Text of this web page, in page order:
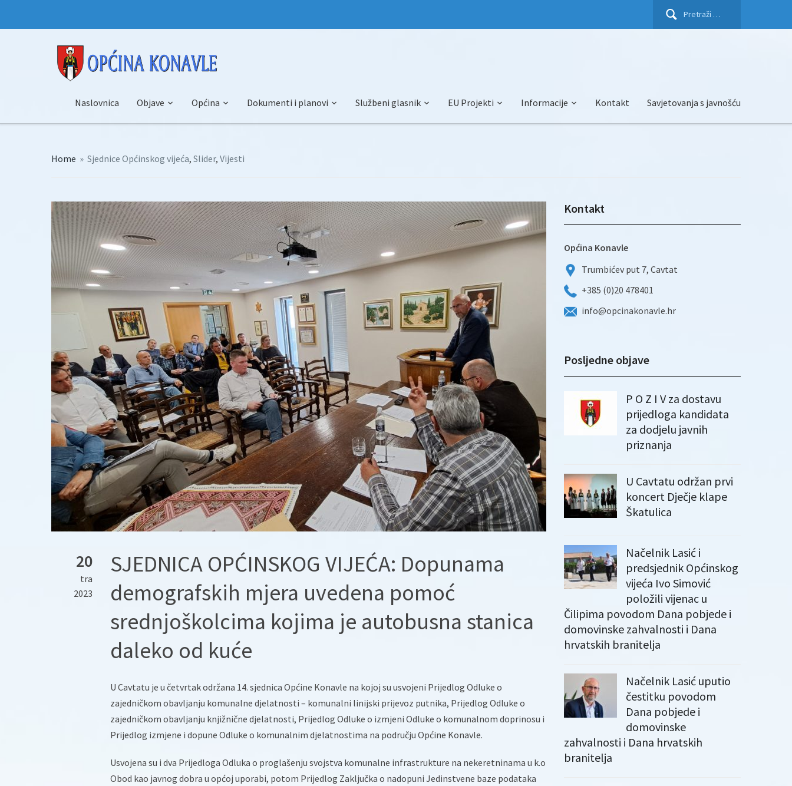
Pretraži:
Naslovnica Objave Općina Dokumenti i planovi Službeni glasnik EU Projekti Informacije Kontakt Savjetovanja s javnošću
Home » Sjednice Općinskog vijeća, Slider, Vijesti
20
tra
2023
SJEDNICA OPĆINSKOG VIJEĆA: Dopunama
demografskih mjera uvedena pomoć
srednjoškolcima kojima je autobusna stanica
daleko od kuće
U Cavtatu je u četvrtak održana 14. sjednica Općine Konavle na kojoj su usvojeni Prijedlog Odluke o
zajedničkom obavljanju komunalne djelatnosti – komunalni linijski prijevoz putnika, Prijedlog Odluke o
zajedničkom obavljanju knjižnične djelatnosti, Prijedlog Odluke o izmjeni Odluke o komunalnom doprinosu i
Prijedlog izmjene i dopune Odluke o komunalnim djelatnostima na području Općine Konavle.
Usvojena su i dva Prijedloga Odluka o proglašenju svojstva komunalne infrastrukture na nekeretninama u k.o
Obod kao javnog dobra u općoj uporabi, potom Prijedlog Zaključka o nadopuni Jedinstvene baze podataka
Kontakt
Općina Konavle
Trumbićev put 7, Cavtat
+385 (0)20 478401
info@opcinakonavle.hr
Posljedne objave
P O Z I V za dostavu
prijedloga kandidata
za dodjelu javnih
priznanja
U Cavtatu održan prvi
koncert Dječje klape
Škatulica
Načelnik Lasić i
predsjednik Općinskog
vijeća Ivo Simović
položili vijenac u
Čilipima povodom Dana pobjede i
domovinske zahvalnosti i Dana
hrvatskih branitelja
Načelnik Lasić uputio
čestitku povodom
Dana pobjede i
domovinske
zahvalnosti i Dana hrvatskih
branitelja